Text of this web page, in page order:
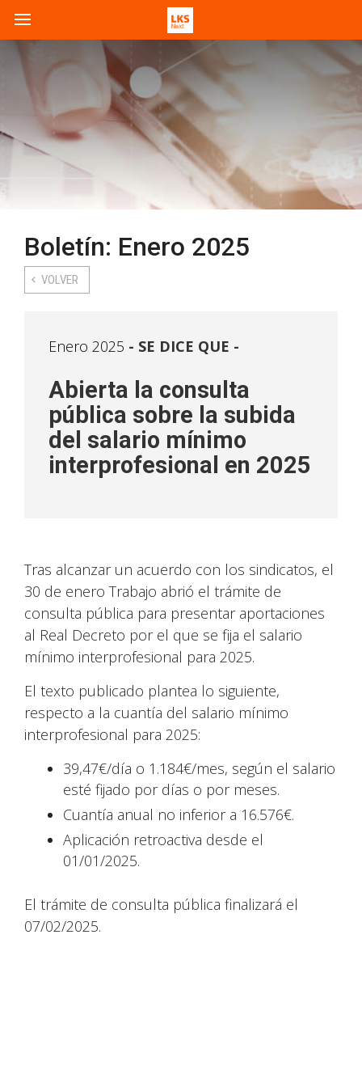
Boletín: Enero 2025
VOLVER
Enero 2025 SE DICE QUE -
Abierta la consulta
pública sobre la subida
del salario mínimo
interprofesional en 2025
Tras alcanzar un acuerdo con los sindicatos, el
30 de enero Trabajo abrió el trámite de
consulta pública para presentar aportaciones
al Real Decreto por el que se fija el salario
mínimo interprofesional para 2025.
El texto publicado plantea lo siguiente,
respecto a la cuantía del salario mínimo
interprofesional para 2025:
39,47€/día o 1.184€/mes, según el salario
esté fijado por días o por meses.
Cuantía anual no inferior a 16.576€.
Aplicación retroactiva desde el
01/01/2025.
El trámite de consulta pública finalizará el
07/02/2025.